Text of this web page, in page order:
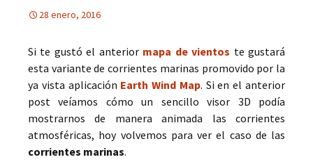
28 enero, 2016
Si te gustó el anterior mapa de vientos te gustará
esta variante de corrientes marinas promovido por la
ya vista aplicación Earth Wind Map. Si en el anterior
post veíamos cómo un sencillo visor 3D podía
mostrarnos de manera animada las corrientes
atmosféricas, hoy volvemos para ver el caso de las
corrientes marinas.